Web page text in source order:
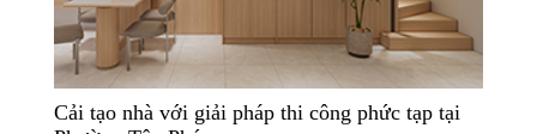
Cải tạo nhà với giải pháp thi công phức tạp tại